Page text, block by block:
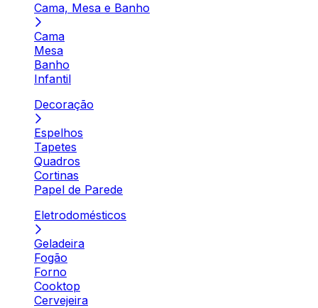
Cama, Mesa e Banho
Cama
Mesa
Banho
Infantil
Decoração
Espelhos
Tapetes
Quadros
Cortinas
Papel de Parede
Eletrodomésticos
Geladeira
Fogão
Forno
Cooktop
Cervejeira